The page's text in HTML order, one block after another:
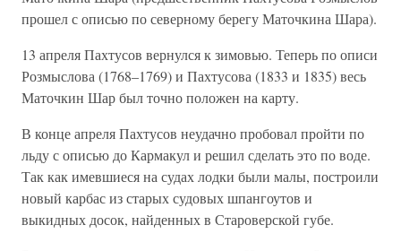
прошел с описью по северному берегу Маточкина Шара).
13 апреля Пахтусов вернулся к зимовью. Теперь по описи
Розмыслова (1768–1769) и Пахтусова (1833 и 1835) весь
Маточкин Шар был точно положен на карту.
В конце апреля Пахтусов неудачно пробовал пройти по
льду с описью до Кармакул и решил сделать это по воде.
Так как имевшиеся на судах лодки были малы, построили
новый карбас из старых судовых шпангоутов и
выкидных досок, найденных в Староверской губе.